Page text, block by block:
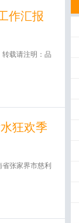
作汇报
载请注明：品
狂欢季
张家界市慈利